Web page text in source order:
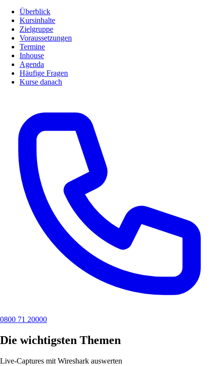
Überblick
Kursinhalte
Zielgruppe
Voraussetzungen
Termine
Inhouse
Agenda
Häufige Fragen
Kurse danach
0800 71 20000
Die wichtigsten Themen
Live-Captures mit Wireshark auswerten